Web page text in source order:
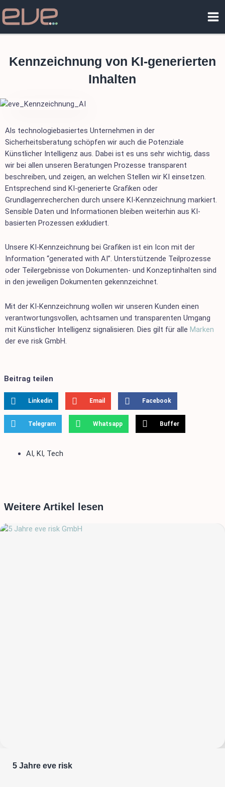
Inhalt
springen
Kennzeichnung von KI-generierten
Inhalten
Als technologiebasiertes Unternehmen in der
Sicherheitsberatung schöpfen wir auch die Potenziale
Künstlicher Intelligenz aus. Dabei ist es uns sehr wichtig, dass
wir bei allen unseren Beratungen Prozesse transparent
beschreiben, und zeigen, an welchen Stellen wir KI einsetzen.
Entsprechend sind KI-generierte Grafiken oder
Grundlagenrecherchen durch unsere KI-Kennzeichnung markiert.
Sensible Daten und Informationen bleiben weiterhin aus KI-
basierten Prozessen exkludiert.
Unsere KI-Kennzeichnung bei Grafiken ist ein Icon mit der
Information “generated with AI”. Unterstützende Teilprozesse
oder Teilergebnisse von Dokumenten- und Konzeptinhalten sind
in den jeweiligen Dokumenten gekennzeichnet.
Mit der KI-Kennzeichnung wollen wir unseren Kunden einen
verantwortungsvollen, achtsamen und transparenten Umgang
mit Künstlicher Intelligenz signalisieren. Dies gilt für alle Marken
der eve risk GmbH.
Beitrag teilen
Linkedin Email Facebook
Telegram Whatsapp Buffer
AI, KI, Tech
Weitere Artikel lesen
5 Jahre eve risk